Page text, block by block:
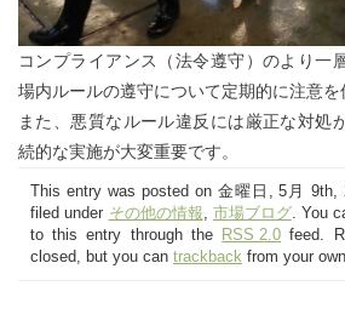
コンプライアンス（法令遵守）のより一
場内ルールの遵守について定期的に注意を
また、悪質なルール違反には厳正な対処
続的な実施が大変重要です。
This entry was posted on 金曜日, 5月 9th,
filed under その他の情報, 市場ブログ. You
to this entry through the
RSS 2.0 feed.
closed, but you can trackback from your